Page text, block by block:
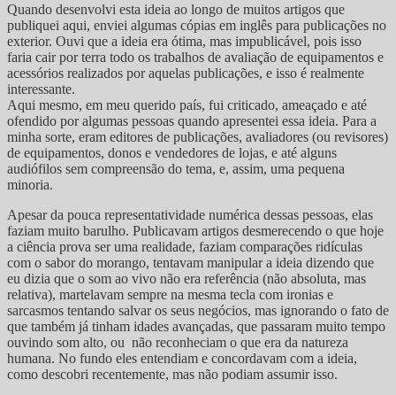
Quando desenvolvi esta ideia ao longo de muitos artigos que
publiquei aqui, enviei algumas cópias em inglês para publicações no
exterior. Ouvi que a ideia era ótima, mas impublicável, pois isso
faria cair por terra todo os trabalhos de avaliação de equipamentos e
acessórios realizados por aquelas publicações, e isso é realmente
interessante.
Aqui mesmo, em meu querido país, fui criticado, ameaçado e até
ofendido por algumas pessoas quando apresentei essa ideia. Para a
minha sorte, eram editores de publicações, avaliadores (ou revisores)
de equipamentos, donos e vendedores de lojas, e até alguns
audiófilos sem compreensão do tema, e, assim, uma pequena
minoria.
Apesar da pouca representatividade numérica dessas pessoas, elas
faziam muito barulho. Publicavam artigos desmerecendo o que hoje
a ciência prova ser uma realidade, faziam comparações ridículas
com o sabor do morango, tentavam manipular a ideia dizendo que
eu dizia que o som ao vivo não era referência (não absoluta, mas
relativa), martelavam sempre na mesma tecla com ironias e
sarcasmos tentando salvar os seus negócios, mas ignorando o fato de
que também já tinham idades avançadas, que passaram muito tempo
ouvindo som alto, ou não reconheciam o que era da natureza
humana. No fundo eles entendiam e concordavam com a ideia,
como descobri recentemente, mas não podiam assumir isso.